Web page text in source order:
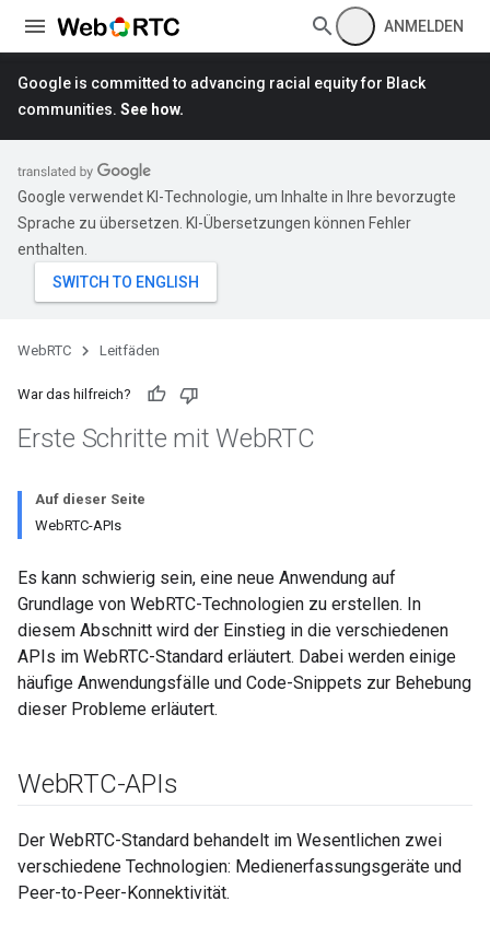
ANMELDEN
Google is committed to advancing racial equity for Black
communities. See how.
Google verwendet KI-Technologie, um Inhalte in Ihre bevorzugte
Sprache zu übersetzen. KI-Übersetzungen können Fehler
enthalten.
WebRTC Leitfäden
War das hilfreich?
Erste Schritte mit WebRTC
Auf dieser Seite
WebRTC-APIs
Es kann schwierig sein, eine neue Anwendung auf
Grundlage von WebRTC-Technologien zu erstellen. In
diesem Abschnitt wird der Einstieg in die verschiedenen
APIs im WebRTC-Standard erläutert. Dabei werden einige
häufige Anwendungsfälle und Code-Snippets zur Behebung
dieser Probleme erläutert.
WebRTC-APIs
Der WebRTC-Standard behandelt im Wesentlichen zwei
verschiedene Technologien: Medienerfassungsgeräte und
Peer-to-Peer-Konnektivität.